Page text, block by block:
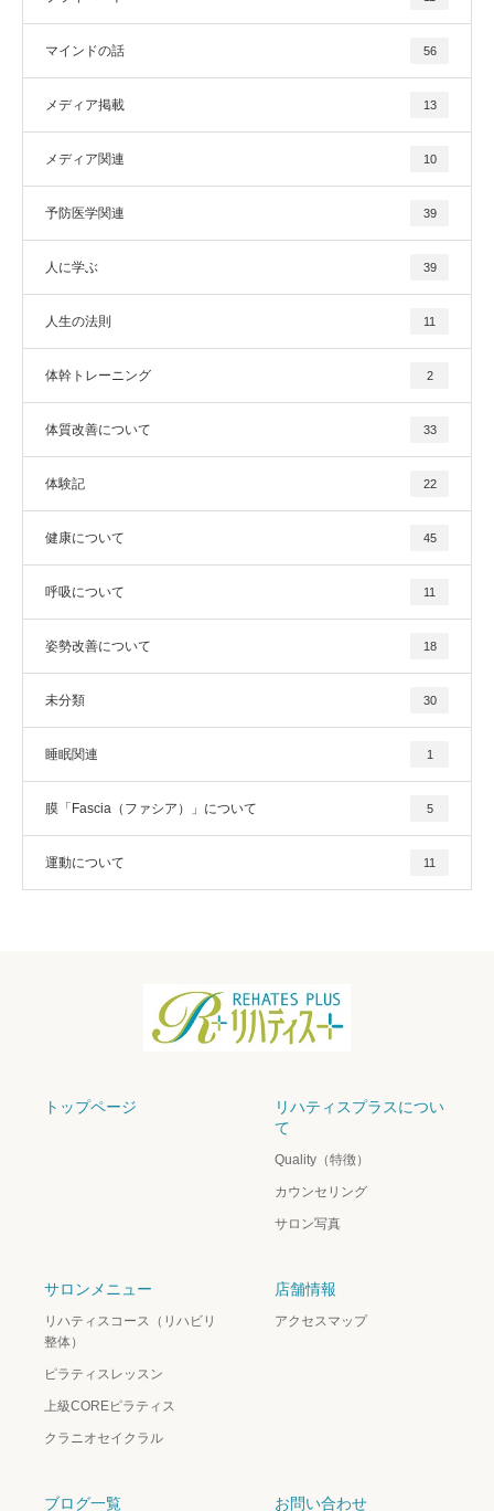
マインドの話 56
メディア掲載 13
メディア関連 10
予防医学関連 39
人に学ぶ 39
人生の法則 11
体幹トレーニング 2
体質改善について 33
体験記 22
健康について 45
呼吸について 11
姿勢改善について 18
未分類 30
睡眠関連 1
膜「Fascia（ファシア）」について 5
運動について 11
トップページ
リハティスプラスについ
て
Quality（特徴）
カウンセリング
サロン写真
サロンメニュー
リハティスコース（リハビリ
整体）
ピラティスレッスン
上級COREピラティス
クラニオセイクラル
店舗情報
アクセスマップ
ブログ一覧 お問い合わせ